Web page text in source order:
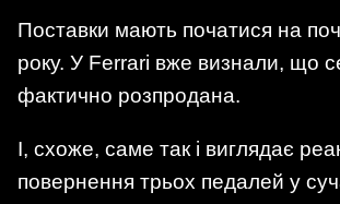
Поставки мають початися на
року. У Ferrari вже визнали, що
фактично розпродана.
І, схоже, саме так і виглядає
повернення трьох педалей у